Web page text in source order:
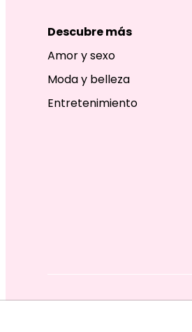
Descubre más
Amor y sexo
Moda y belleza
Entretenimiento
EDITORIAL TELEVISA S.A. DE